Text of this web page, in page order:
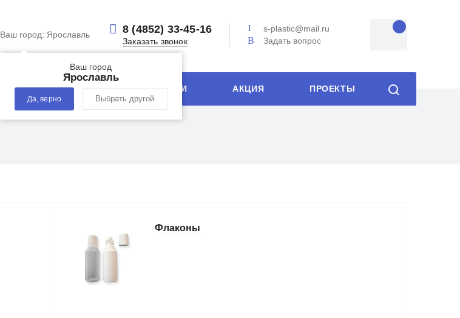
Ваш город: Ярославль
Ваш город
Ярославль
Да, верно Выбрать другой
8 (4852) 33-45-16
Заказать звонок
s-plastic@mail.ru
Задать вопрос
УСЛУГИ ТЕХНОЛОГИИ АКЦИЯ ПРОЕКТЫ
Флаконы